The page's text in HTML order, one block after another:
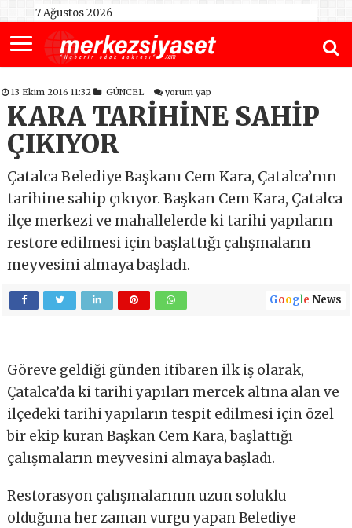
7 Ağustos 2026
13 Ekim 2016 11:32 GÜNCEL yorum yap
KARA TARİHİNE SAHİP
ÇIKIYOR
Çatalca Belediye Başkanı Cem Kara, Çatalca’nın
tarihine sahip çıkıyor. Başkan Cem Kara, Çatalca
ilçe merkezi ve mahallelerde ki tarihi yapıların
restore edilmesi için başlattığı çalışmaların
meyvesini almaya başladı.
Google News
Göreve geldiği günden itibaren ilk iş olarak,
Çatalca’da ki tarihi yapıları mercek altına alan ve
ilçedeki tarihi yapıların tespit edilmesi için özel
bir ekip kuran Başkan Cem Kara, başlattığı
çalışmaların meyvesini almaya başladı.
Restorasyon çalışmalarının uzun soluklu
olduğuna her zaman vurgu yapan Belediye